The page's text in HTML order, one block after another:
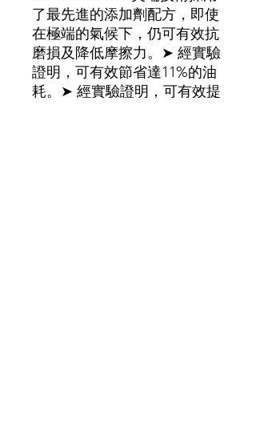
了最先進的添加劑配方，即使
在極端的氣候下，仍可有效抗
磨損及降低摩擦力。➤ 經實驗
證明，可有效節省達11%的油
耗。➤ 經實驗證明，可有效提